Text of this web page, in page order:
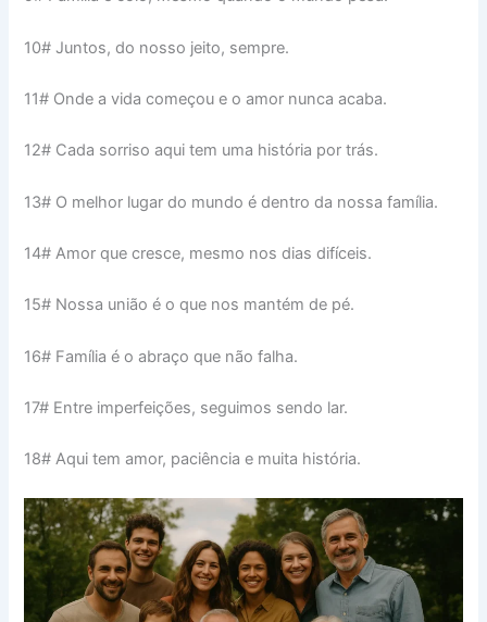
10# Juntos, do nosso jeito, sempre.
11# Onde a vida começou e o amor nunca acaba.
12# Cada sorriso aqui tem uma história por trás.
13# O melhor lugar do mundo é dentro da nossa família.
14# Amor que cresce, mesmo nos dias difíceis.
15# Nossa união é o que nos mantém de pé.
16# Família é o abraço que não falha.
17# Entre imperfeições, seguimos sendo lar.
18# Aqui tem amor, paciência e muita história.